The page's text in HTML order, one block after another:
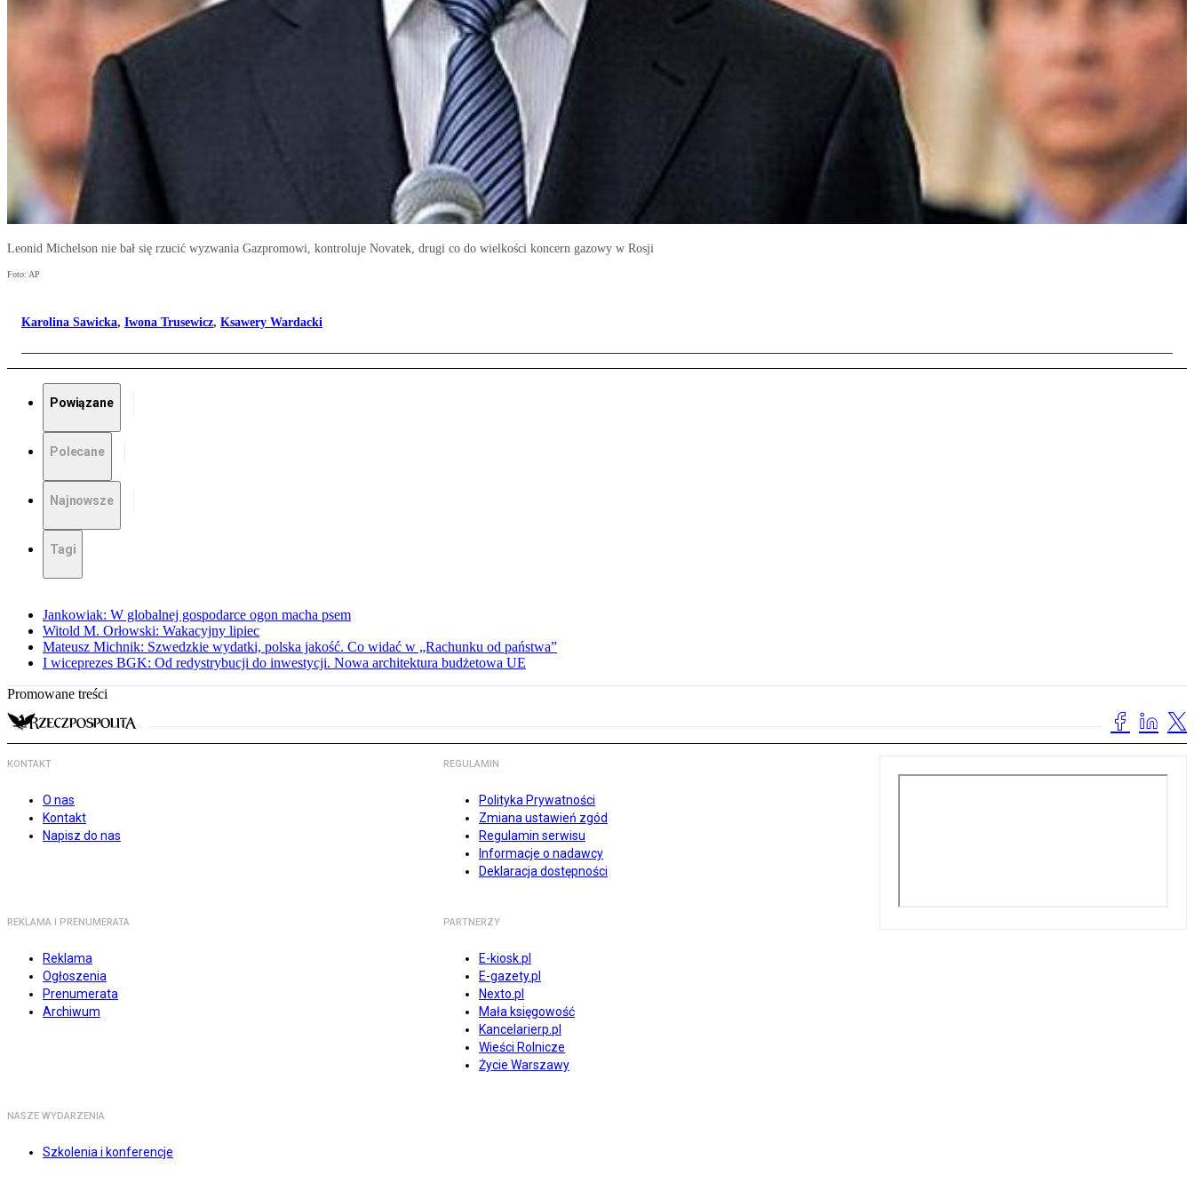
Leonid Michelson nie bał się rzucić wyzwania Gazpromowi, kontroluje Novatek, drugi co do wielkości koncern gazowy w Rosji
Foto: AP
Karolina Sawicka, Iwona Trusewicz, Ksawery Wardacki
Powiązane
Polecane
Najnowsze
Tagi
Jankowiak: W globalnej gospodarce ogon macha psem
Witold M. Orłowski: Wakacyjny lipiec
Mateusz Michnik: Szwedzkie wydatki, polska jakość. Co widać w „Rachunku od państwa”
I wiceprezes BGK: Od redystrybucji do inwestycji. Nowa architektura budżetowa UE
Promowane treści
KONTAKT
O nas
Kontakt
Napisz do nas
REGULAMIN
Polityka Prywatności
Zmiana ustawień zgód
Regulamin serwisu
Informacje o nadawcy
Deklaracja dostępności
REKLAMA I PRENUMERATA
Reklama
Ogłoszenia
Prenumerata
Archiwum
PARTNERZY
E-kiosk.pl
E-gazety.pl
Nexto.pl
Mała księgowość
Kancelarierp.pl
Wieści Rolnicze
Życie Warszawy
NASZE WYDARZENIA
Szkolenia i konferencje